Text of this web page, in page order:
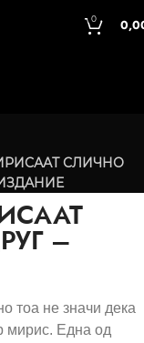
0
СЛИЧНО
–
тоа не значи дека
мирис. Една од